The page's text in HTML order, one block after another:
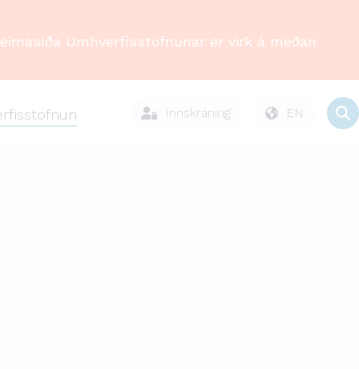
Innskráning EN
Umhverfisstofnunar er virk á meðan